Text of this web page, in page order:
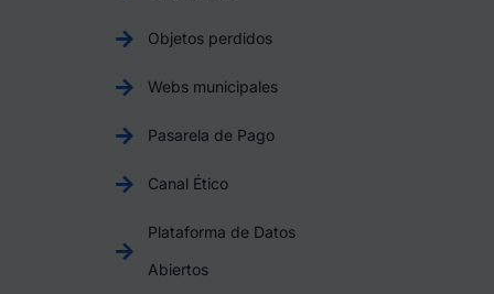
Objetos perdidos
Webs municipales
Pasarela de Pago
Canal Ético
Plataforma de Datos
Abiertos